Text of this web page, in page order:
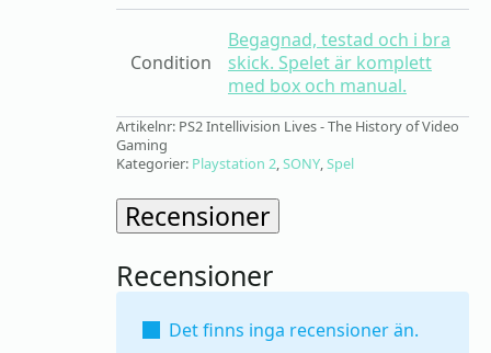
Condition
Begagnad, testad och i bra
skick. Spelet är komplett
med box och manual.
Artikelnr: PS2 Intellivision Lives - The History of Video
Gaming
Kategorier: Playstation 2,SONY,Spel
Recensioner
Recensioner
Det finns inga recensioner än.